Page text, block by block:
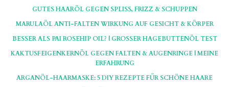
GUTES HAARÖL GEGEN SPLISS, FRIZZ & SCHUPPEN
MARULAÖL ANTI-FALTEN WIRKUNG AUF GESICHT & KÖRPER
BESSER ALS PAI ROSEHIP OIL? | GROSSER HAGEBUTTENÖL TEST
KAKTUSFEIGENKERNÖL GEGEN FALTEN & AUGENRINGE | MEINE
ERFAHRUNG
ARGANÖL-HAARMASKE: 5 DIY REZEPTE FÜR SCHÖNE HAARE